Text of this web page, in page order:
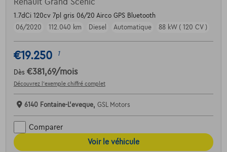
Renault Grand Scenic
1.7dCi 120cv 7pl gris 06/20 Airco GPS Bluetooth
06/2020
112.040 km Diesel Automatique 88 kW ( 120 CV )
€19.250 1
Dès €381,69/mois
Découvrez l’exemple chiffré complet
6140 Fontaine-L'eveque, GSL Motors
Comparer
Voir le véhicule